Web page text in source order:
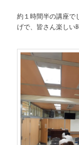
約１時間半の講座で
げで、皆さん楽しい